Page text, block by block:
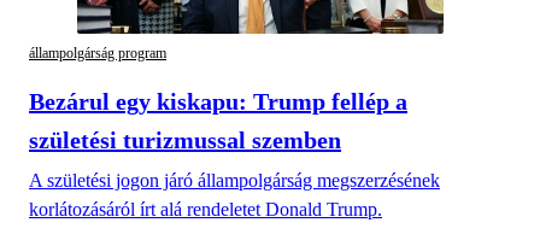
állampolgárság program
Bezárul egy kiskapu: Trump fellép a
születési turizmussal szemben
A születési jogon járó állampolgárság megszerzésének
korlátozásáról írt alá rendeletet Donald Trump.